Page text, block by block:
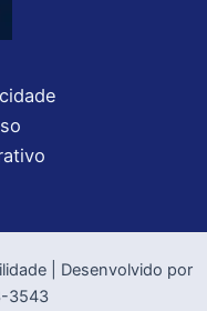
| Desenvolvido por
3543